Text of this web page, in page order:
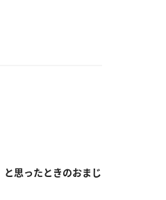
思ったときのおまじ